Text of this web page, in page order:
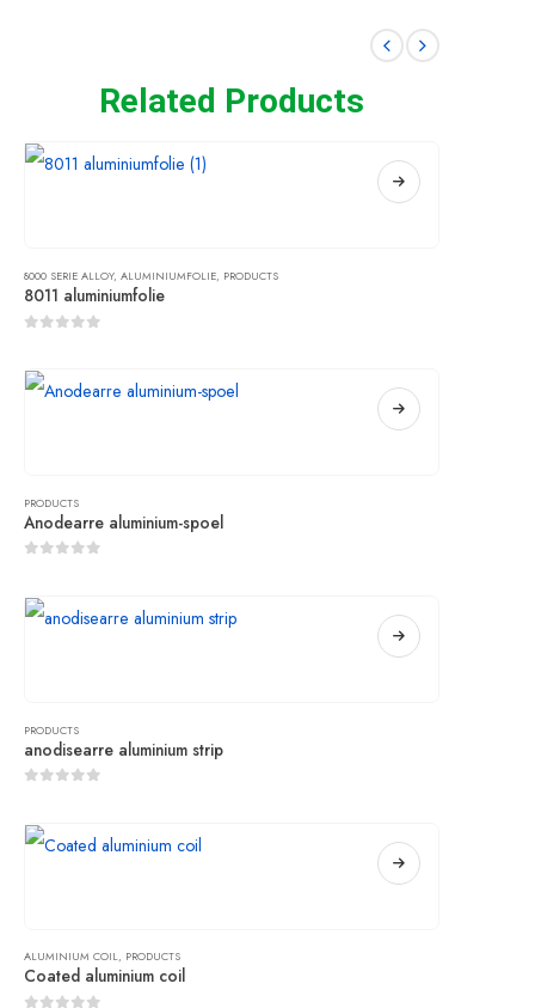
Related Products
8000 SERIE ALLOY, ALUMINIUMFOLIE, PRODUCTS
8011 aluminiumfolie
PRODUCTS
Anodearre aluminium-spoel
PRODUCTS
anodisearre aluminium strip
ALUMINIUM COIL, PRODUCTS
Coated aluminium coil